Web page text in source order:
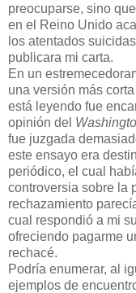
preocuparse, sino
en el Reino Unido
los atentados
publicara mi carta.
En un
una versión más
está leyendo fue
opinión del
fue juzgada
este ensayo era
periódico, el cual
controversia sobre la
rechazamiento
cual respondió a mi
ofreciendo pagarme
rechacé.
Podría enumerar, al
ejemplos de